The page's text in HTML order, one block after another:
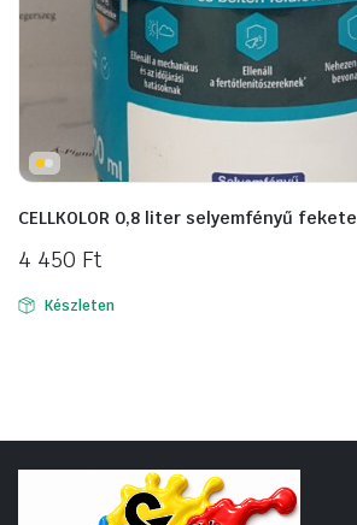
CELLKOLOR 0,8 liter selyemfényű fekete
4 450 Ft
Készleten